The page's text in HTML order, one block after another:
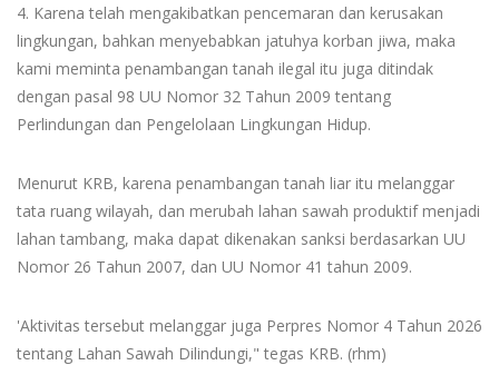
4. Karena telah mengakibatkan pencemaran dan kerusakan
lingkungan, bahkan menyebabkan jatuhya korban jiwa, maka
kami meminta penambangan tanah ilegal itu juga ditindak
dengan pasal 98 UU Nomor 32 Tahun 2009 tentang
Perlindungan dan Pengelolaan Lingkungan Hidup.
Menurut KRB, karena penambangan tanah liar itu melanggar
tata ruang wilayah, dan merubah lahan sawah produktif menjadi
lahan tambang, maka dapat dikenakan sanksi berdasarkan UU
Nomor 26 Tahun 2007, dan UU Nomor 41 tahun 2009.
'Aktivitas tersebut melanggar juga Perpres Nomor 4 Tahun 2026
tentang Lahan Sawah Dilindungi," tegas KRB. (rhm)